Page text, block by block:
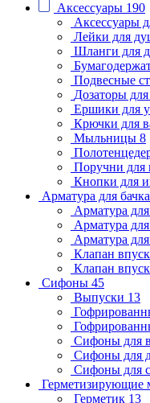
Аксессуары 190
Аксессуары
Лейки для
Шланги для
Подвесные
Дозаторы
Ершики для
Крючки для
Мыльницы 8
Поручни для
Кнопки для
Арматура для
Арматура для
Арматура
Арматура
Клапан
Клапан
Сифоны 45
Выпуски 13
Сифоны для
Сифоны для
Сифоны для
Герметизирующие
Герметик 13